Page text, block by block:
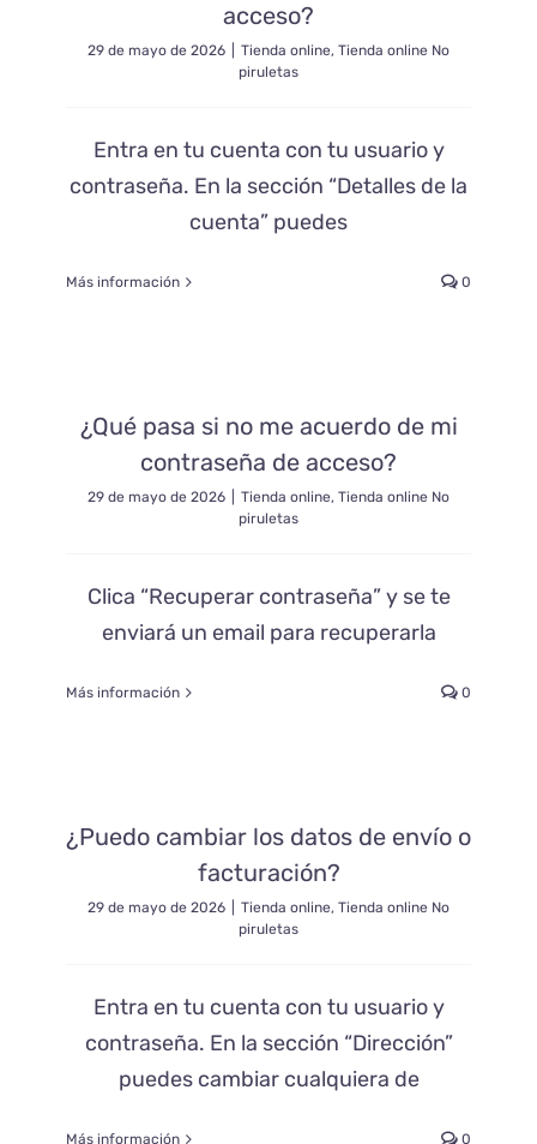
acceso?
29 de mayo de 2026 Tienda online, Tienda online No
piruletas
Entra en tu cuenta con tu usuario y
contraseña. En la sección “Detalles de la
cuenta” puedes
Más información 0
¿Qué pasa si no me acuerdo de mi
contraseña de acceso?
29 de mayo de 2026 Tienda online, Tienda online No
piruletas
Clica “Recuperar contraseña” y se te
enviará un email para recuperarla
Más información 0
¿Puedo cambiar los datos de envío o
facturación?
29 de mayo de 2026 Tienda online, Tienda online No
piruletas
Entra en tu cuenta con tu usuario y
contraseña. En la sección “Dirección”
puedes cambiar cualquiera de
Más información 0